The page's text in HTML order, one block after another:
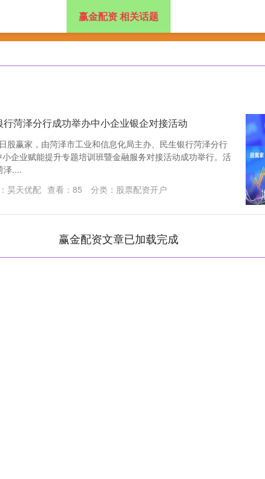
赢金配资 配资开户 线上配资
赢金配资 相关话题
行菏泽分行成功举办中小企业银企对接活动
股赢家，由菏泽市工业和信息化局主办、民生银行菏泽分行
企业赋能提升专题培训班暨金融服务对接活动成功举行。活
泽....
昊天优配 查看： 85 分类： 股票配资开户
赢金配资文章已加载完成